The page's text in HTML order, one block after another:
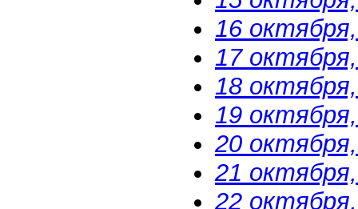
16
17
18
19
20
21
22